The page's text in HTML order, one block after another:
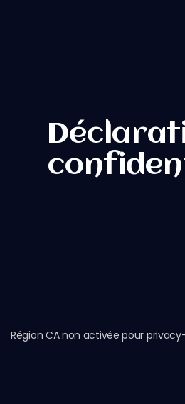
Région CA non activée pour